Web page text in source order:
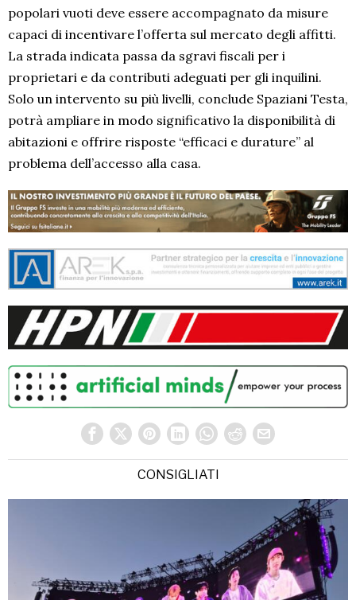
popolari vuoti deve essere accompagnato da misure
capaci di incentivare l’offerta sul mercato degli affitti.
La strada indicata passa da sgravi fiscali per i
proprietari e da contributi adeguati per gli inquilini.
Solo un intervento su più livelli, conclude Spaziani Testa,
potrà ampliare in modo significativo la disponibilità di
abitazioni e offrire risposte “efficaci e durature” al
problema dell’accesso alla casa.
CONSIGLIATI